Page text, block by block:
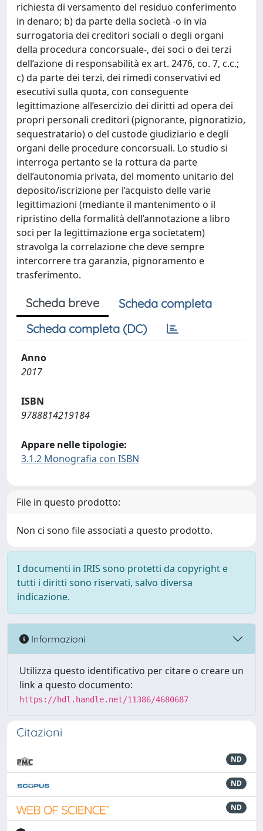
richiesta di versamento del residuo conferimento
in denaro; b) da parte della società -o in via
surrogatoria dei creditori sociali o degli organi
della procedura concorsuale-, dei soci o dei terzi
dell’azione di responsabilità ex art. 2476, co. 7, c.c.;
c) da parte dei terzi, dei rimedi conservativi ed
esecutivi sulla quota, con conseguente
legittimazione all’esercizio dei diritti ad opera dei
propri personali creditori (pignorante, pignoratizio,
sequestratario) o del custode giudiziario e degli
organi delle procedure concorsuali. Lo studio si
interroga pertanto se la rottura da parte
dell’autonomia privata, del momento unitario del
deposito/iscrizione per l’acquisto delle varie
legittimazioni (mediante il mantenimento o il
ripristino della formalità dell’annotazione a libro
soci per la legittimazione erga societatem)
stravolga la correlazione che deve sempre
intercorrere tra garanzia, pignoramento e
trasferimento.
Scheda breve
Scheda completa
Scheda completa (DC)
Anno
2017
ISBN
9788814219184
Appare nelle tipologie:
3.1.2 Monografia con ISBN
File in questo prodotto:
Non ci sono file associati a questo prodotto.
I documenti in IRIS sono protetti da copyright e
tutti i diritti sono riservati, salvo diversa
indicazione.
Informazioni
Utilizza questo identificativo per citare o creare un
link a questo documento:
https://hdl.handle.net/11386/4680687
Citazioni
ND
ND
ND